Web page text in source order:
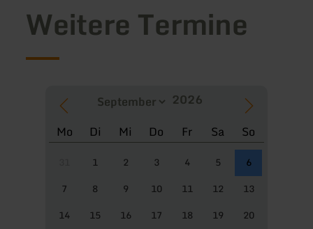
Weitere Termine
Mo Di Mi Do Fr Sa So
1 2 3 4 5
6
7
8 9 10 11 12
13
14
15 16 17 18 19
20